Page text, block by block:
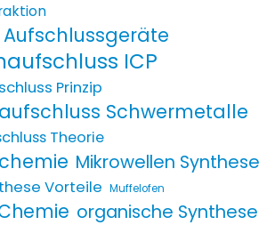
ICP
Prinzip
Schwermetalle
Theorie
Mikrowellen Synthese
Vorteile Muffelofen
organische Synthese